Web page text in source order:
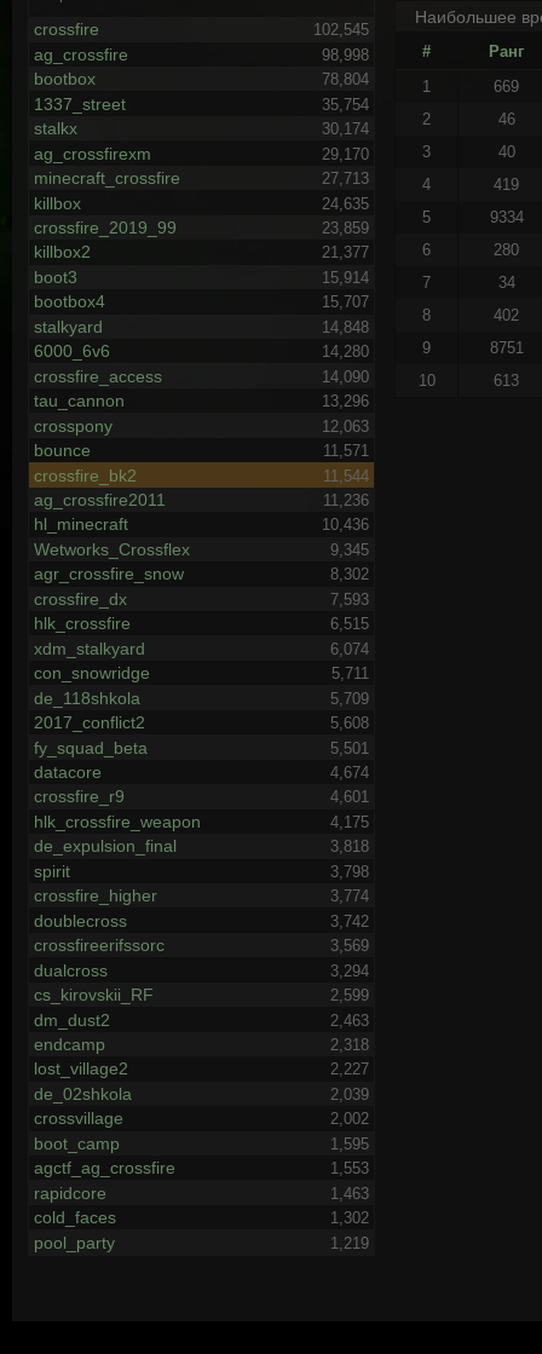
crossfire 102,545
ag_crossfire 98,998
bootbox 78,804
1337_street 35,754
stalkx 30,174
ag_crossfirexm 29,170
minecraft_crossfire 27,713
killbox 24,635
crossfire_2019_99 23,859
killbox2 21,377
boot3 15,914
bootbox4 15,707
stalkyard 14,848
6000_6v6 14,280
crossfire_access 14,090
tau_cannon 13,296
crosspony 12,063
bounce 11,571
crossfire_bk2 11,544
ag_crossfire2011 11,236
hl_minecraft 10,436
Wetworks_Crossflex 9,345
agr_crossfire_snow 8,302
crossfire_dx 7,593
hlk_crossfire 6,515
xdm_stalkyard 6,074
con_snowridge 5,711
de_118shkola 5,709
2017_conflict2 5,608
fy_squad_beta 5,501
datacore 4,674
crossfire_r9 4,601
hlk_crossfire_weapon 4,175
de_expulsion_final 3,818
spirit 3,798
crossfire_higher 3,774
doublecross 3,742
crossfireerifssorc 3,569
dualcross 3,294
cs_kirovskii_RF 2,599
dm_dust2 2,463
endcamp 2,318
lost_village2 2,227
de_02shkola 2,039
crossvillage 2,002
boot_camp 1,595
agctf_ag_crossfire 1,553
rapidcore 1,463
cold_faces 1,302
pool_party 1,219
Наибольшее
#
Ранг
1
669
2
46
3
40
4
419
5
9334
6
280
7
34
8
402
9
8751
10
613